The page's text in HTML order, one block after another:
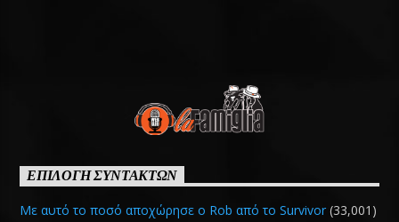
ΕΠΙΛΟΓΗ ΣΥΝΤΑΚΤΩΝ
Με αυτό το ποσό αποχώρησε ο Rob από το Survivor (33,001)